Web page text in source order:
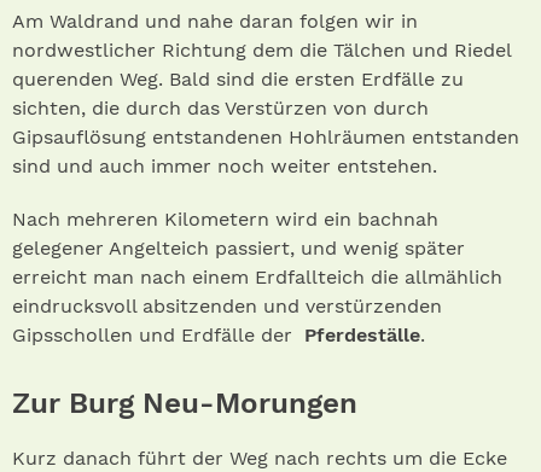
Am Waldrand und nahe daran folgen wir in
nordwestlicher Richtung dem die Tälchen und Riedel
querenden Weg. Bald sind die ersten Erdfälle zu
sichten, die durch das Verstürzen von durch
Gipsauflösung entstandenen Hohlräumen entstanden
sind und auch immer noch weiter entstehen.
Nach mehreren Kilometern wird ein bachnah
gelegener Angelteich passiert, und wenig später
erreicht man nach einem Erdfallteich die allmählich
eindrucksvoll absitzenden und verstürzenden
Gipsschollen und Erdfälle der Pferdeställe.
Zur Burg Neu-Morungen
Kurz danach führt der Weg nach rechts um die Ecke